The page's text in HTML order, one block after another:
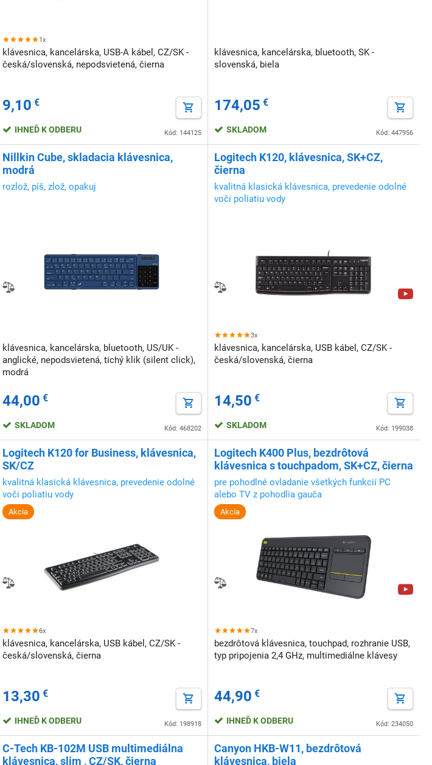
1x
klávesnica, kancelárska, USB-A kábel, CZ/SK -
česká/slovenská, nepodsvietená, čierna
9,10 €
Kód: 144125
IHNEĎ K ODBERU
klávesnica, kancelárska, bluetooth, SK -
slovenská, biela
174,05 €
Kód: 447956
SKLADOM
Nillkin Cube, skladacia klávesnica,
modrá
rozlož, píš, zlož, opakuj
klávesnica, kancelárska, bluetooth, US/UK -
anglické, nepodsvietená, tichý klik (silent click),
modrá
44,00 €
Kód: 468202
SKLADOM
Logitech K120, klávesnica, SK+CZ,
čierna
kvalitná klasická klávesnica, prevedenie odolné
voči poliatiu vody
3x
klávesnica, kancelárska, USB kábel, CZ/SK -
česká/slovenská, čierna
14,50 €
Kód: 199038
SKLADOM
Logitech K120 for Business, klávesnica,
SK/CZ
kvalitná klasická klávesnica, prevedenie odolné
voči poliatiu vody
Akcia
6x
klávesnica, kancelárska, USB kábel, CZ/SK -
česká/slovenská, čierna
13,30 €
Kód: 198918
IHNEĎ K ODBERU
Logitech K400 Plus, bezdrôtová
klávesnica s touchpadom, SK+CZ, čierna
pre pohodlné ovladanie všetkých funkcií PC
alebo TV z pohodlia gauča
Akcia
7x
bezdrôtová klávesnica, touchpad, rozhranie USB,
typ pripojenia 2,4 GHz, multimediálne klávesy
44,90 €
Kód: 234050
IHNEĎ K ODBERU
C-Tech KB-102M USB multimediálna
klávesnica, slim , CZ/SK, čierna
Canyon HKB-W11, bezdrôtová
klávesnica, biela